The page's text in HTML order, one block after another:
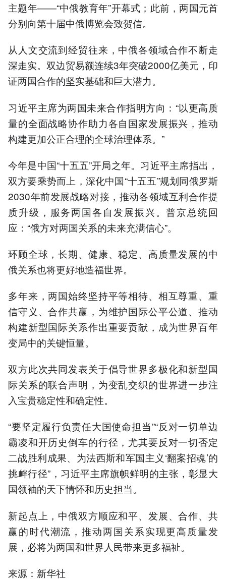
主题年——“中俄教育年”开幕式；此前，两国元首
分别向第十届中俄博览会致贺信。
从人文交流到经贸往来，中俄各领域合作不断走
深走实。双边贸易额连续3年突破2000亿美元，印
证两国合作的坚实基础和巨大潜力。
习近平主席为两国未来合作指明方向：“以更高质
量的全面战略协作助力各自国家发展振兴，推动
构建更加公正合理的全球治理体系。”
今年是中国“十五五”开局之年。习近平主席指出，
双方要乘势而上，深化中国“十五五”规划同俄罗斯
2030年前发展战略对接，推动各领域互利合作提
质升级，服务两国各自发展振兴。普京总统回
应：“俄方对两国关系的未来充满信心”。
环顾全球，长期、健康、稳定、高质量发展的中
俄关系也将更好地造福世界。
多年来，两国始终坚持平等相待、相互尊重、重
信守义、合作共赢，为维护国际公平公道、推动
构建新型国际关系作出重要贡献，成为世界百年
变局中的关键恒量。
双方此次共同发表关于倡导世界多极化和新型国
际关系的联合声明，为变乱交织的世界进一步注
入宝贵稳定性和确定性。
“要坚定履行负责任大国使命担当”“反对一切单边
霸凌和开历史倒车的行径，尤其要反对一切否定
二战胜利成果、为法西斯和军国主义‘翻案招魂’的
挑衅行径”，习近平主席旗帜鲜明的主张，彰显大
国领袖的天下情怀和历史担当。
新起点上，中俄双方顺应和平、发展、合作、共
赢的时代潮流，推动两国关系实现更高质量发
展，必将为两国和世界人民带来更多福祉。
来源：新华社